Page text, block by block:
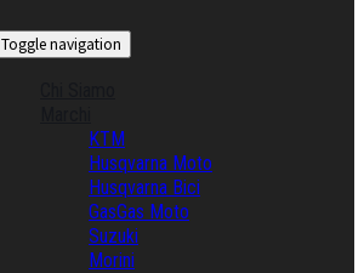
Toggle navigation
KTM
Husqvarna Moto
Husqvarna Bici
GasGas Moto
Suzuki
Morini